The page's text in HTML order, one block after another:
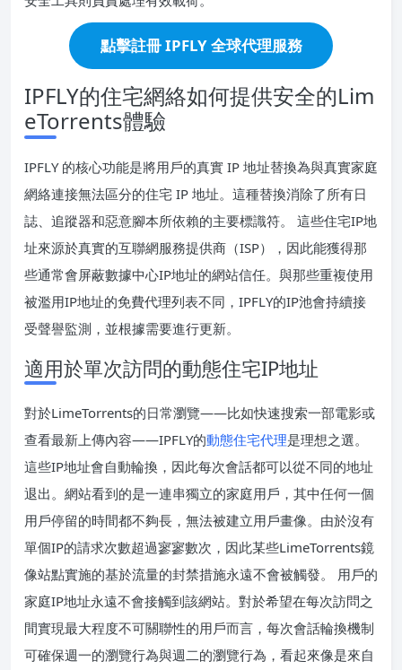
點擊註冊 IPFLY 全球代理服務
IPFLY的住宅網絡如何提供安全的Lim
eTorrents體驗
IPFLY 的核心功能是將用戶的真實 IP 地址替換為與真實家庭
網絡連接無法區分的住宅 IP 地址。這種替換消除了所有日
誌、追蹤器和惡意腳本所依賴的主要標識符。 這些住宅IP地
址來源於真實的互聯網服務提供商（ISP），因此能獲得那
些通常會屏蔽數據中心IP地址的網站信任。與那些重複使用
被濫用IP地址的免費代理列表不同，IPFLY的IP池會持續接
受聲譽監測，並根據需要進行更新。
適用於單次訪問的動態住宅IP地址
對於LimeTorrents的日常瀏覽——比如快速搜索一部電影或
查看最新上傳內容——IPFLY的動態住宅代理是理想之選。
這些IP地址會自動輪換，因此每次會話都可以從不同的地址
退出。網站看到的是一連串獨立的家庭用戶，其中任何一個
用戶停留的時間都不夠長，無法被建立用戶畫像。由於沒有
單個IP的請求次數超過寥寥數次，因此某些LimeTorrents鏡
像站點實施的基於流量的封禁措施永遠不會被觸發。 用戶的
家庭IP地址永遠不會接觸到該網站。對於希望在每次訪問之
間實現最大程度不可關聯性的用戶而言，每次會話輪換機制
可確保週一的瀏覽行為與週二的瀏覽行為，看起來像是來自